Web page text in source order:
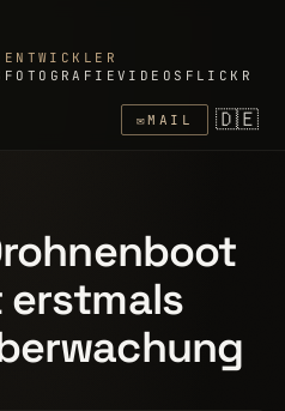
FOTOGRAFIEVIDEOS FLICKR
✉MAIL 🇩🇪